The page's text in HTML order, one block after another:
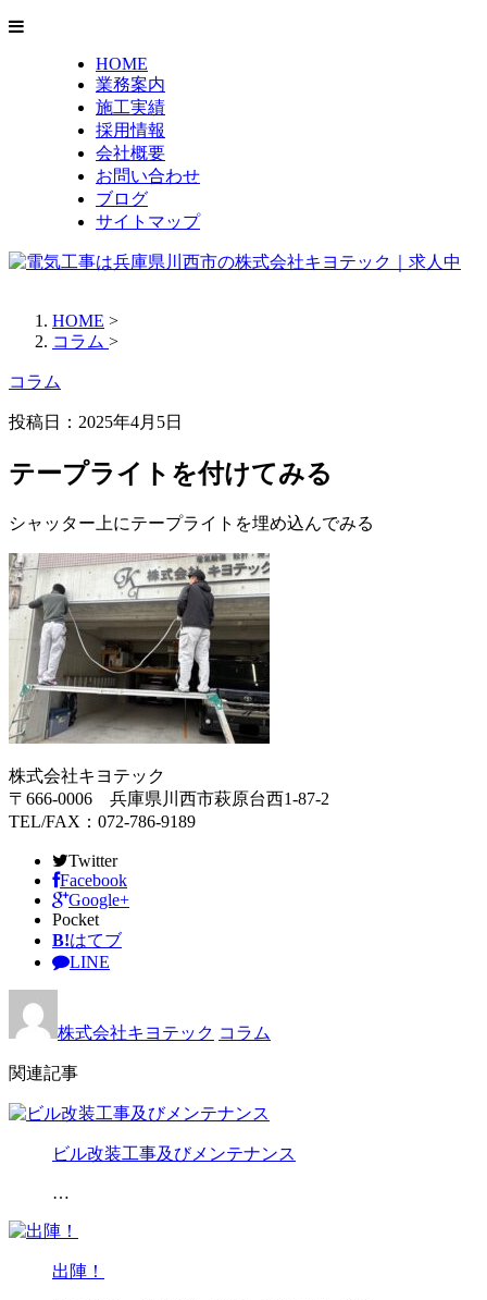
HOME
業務案内
施工実績
採用情報
会社概要
お問い合わせ
ブログ
サイトマップ
HOME >
コラム >
コラム
投稿日：2025年4月5日
テープライトを付けてみる
シャッター上にテープライトを埋め込んでみる
株式会社キヨテック
〒666-0006 兵庫県川西市萩原台西1-87-2
TEL/FAX：072-786-9189
Twitter
Facebook
Google+
Pocket
B!はてブ
LINE
株式会社キヨテック コラム
関連記事
ビル改装工事及びメンテナンス
…
出陣！